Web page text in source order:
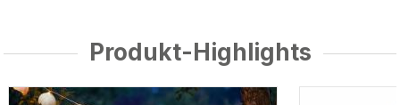
Produkt-Highlights